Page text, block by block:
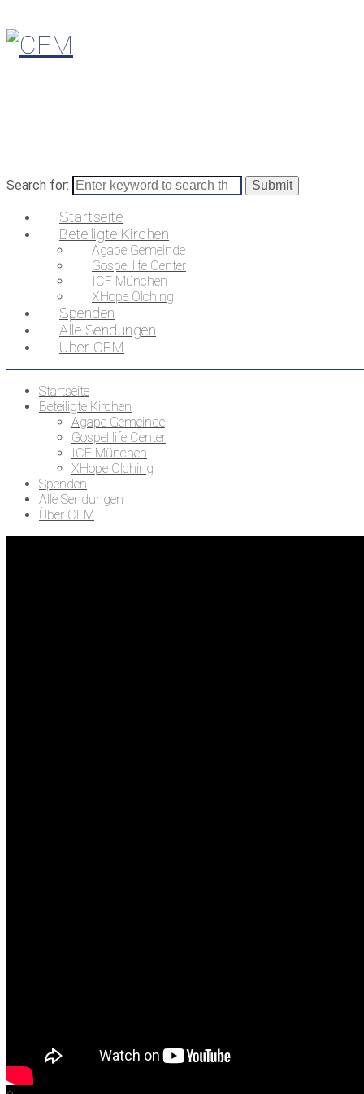
Search for:
Startseite
Beteiligte Kirchen
Agape Gemeinde
Gospel life Center
ICF München
XHope Olching
Spenden
Alle Sendungen
Über CFM
Startseite
Beteiligte Kirchen
Agape Gemeinde
Gospel life Center
ICF München
XHope Olching
Spenden
Alle Sendungen
Über CFM